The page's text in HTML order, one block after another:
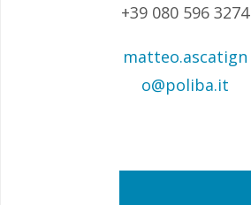
+39 080 596 3274
matteo.ascatign
o@poliba.it